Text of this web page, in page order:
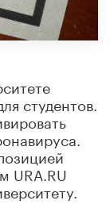
студентов.
URA.RU